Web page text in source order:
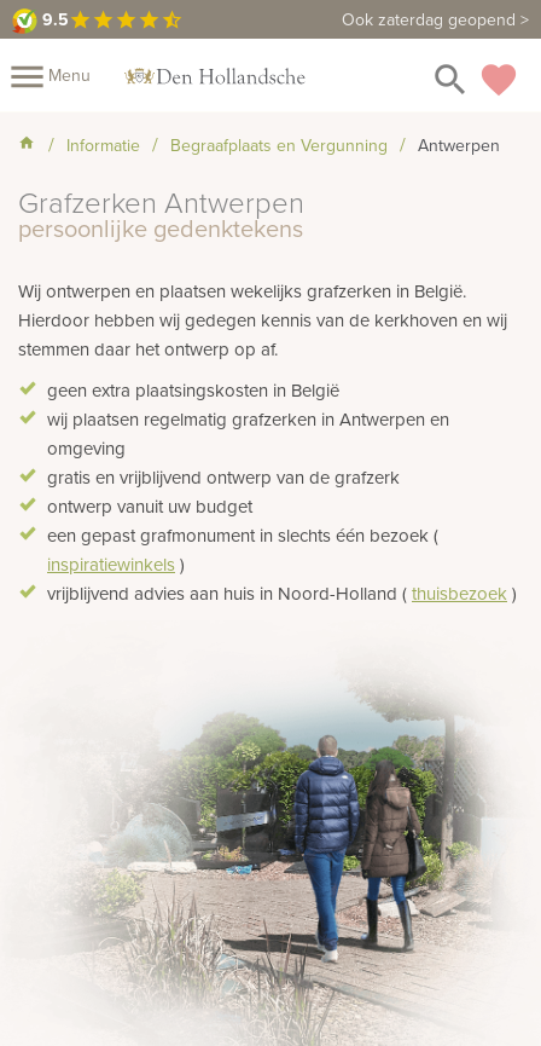
9.5star star star star star_half Ook zaterdag geopend >
9.5 Maak een vrijblijvende afspraak
menu Menu favorite
Mijn
search
close
Assortiment
Fotoboek
Informatie
ons
Winkels Contact
Bekijk
ook:
Informatie Begraafplaats en Vergunning Antwerpen
Grafzerken Antwerpen
persoonlijke gedenktekens
Wij ontwerpen en plaatsen wekelijks grafzerken in België.
Hierdoor hebben wij gedegen kennis van de kerkhoven en wij
stemmen daar het ontwerp op af.
geen extra plaatsingskosten in België
wij plaatsen regelmatig grafzerken in Antwerpen en
omgeving
gratis en vrijblijvend ontwerp van de grafzerk
ontwerp vanuit uw budget
een gepast grafmonument in slechts één bezoek (
inspiratiewinkels)
vrijblijvend advies aan huis in Noord-Holland (thuisbezoek)